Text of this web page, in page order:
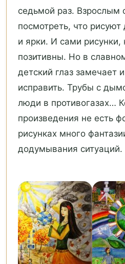
седьмой раз. Взрослым
посмотреть, что
и ярки. И сами рисунки,
позитивны. Но в
детский глаз замечает
исправить. Трубы с
люди в противогазах…
произведения не есть
рисунках много
додумывания ситуаций.